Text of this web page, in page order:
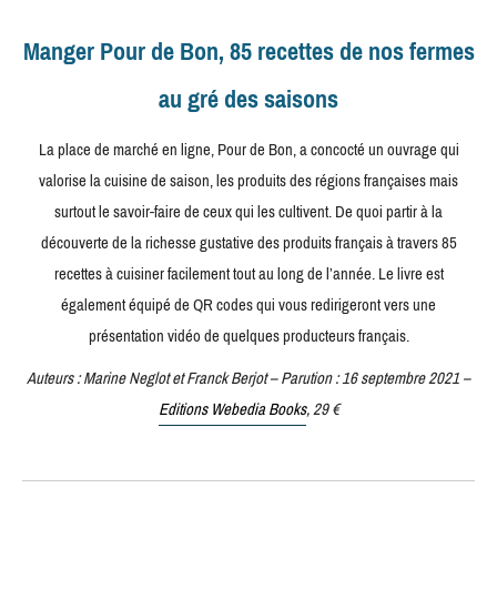
Manger Pour de Bon, 85 recettes de nos fermes
au gré des saisons
La place de marché en ligne, Pour de Bon, a concocté un ouvrage qui
valorise la cuisine de saison, les produits des régions françaises mais
surtout le savoir-faire de ceux qui les cultivent. De quoi partir à la
découverte de la richesse gustative des produits français à travers 85
recettes à cuisiner facilement tout au long de l’année. Le livre est
également équipé de QR codes qui vous redirigeront vers une
présentation vidéo de quelques producteurs français.
Auteurs : Marine Neglot et Franck Berjot – Parution : 16 septembre 2021 –
Editions Webedia Books, 29 €